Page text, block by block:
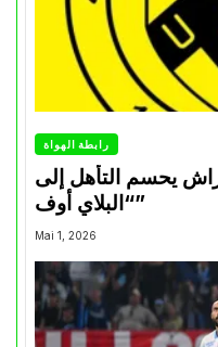
رابطة الهواة
يحسم التأهل إلى
“البلاي أوف”
Mai 1, 2026